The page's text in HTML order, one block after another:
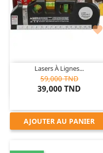

Lasers À Lignes...
59,000 TND
39,000 TND
AJOUTER AU PANIER